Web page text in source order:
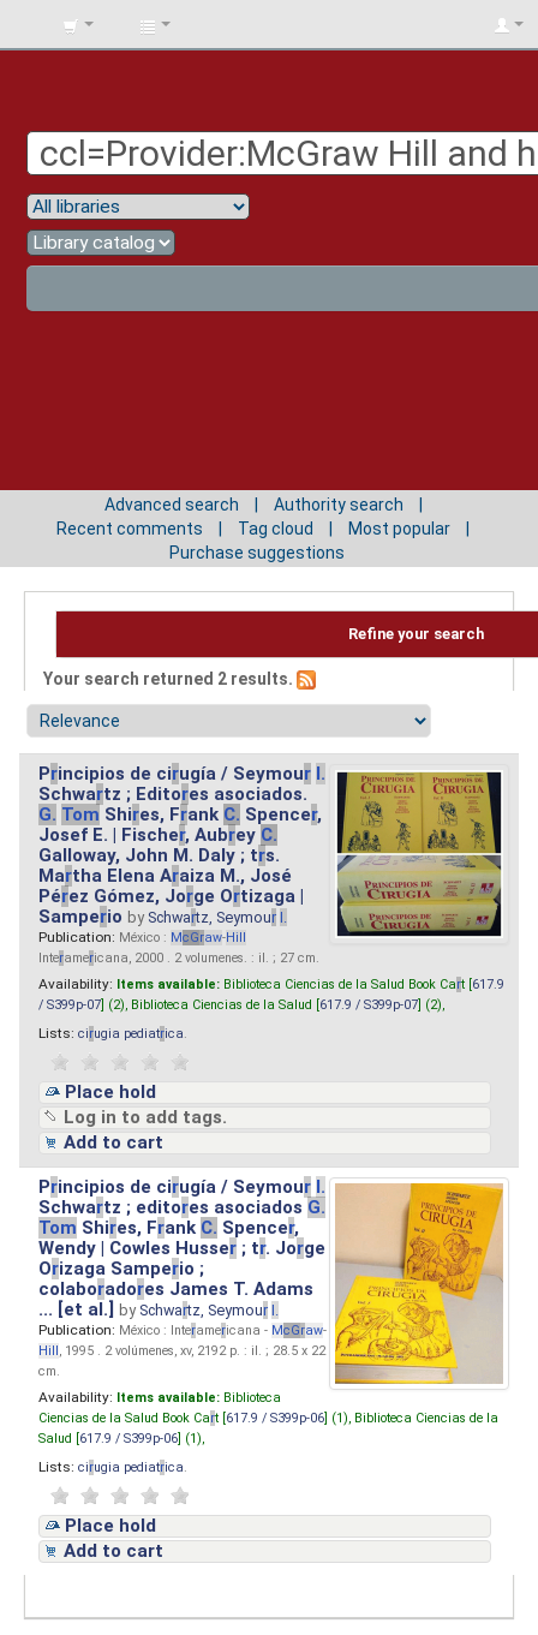
BIBLIOTECA
Advanced search
Authority search
Recent comments
Tag cloud
Most popular
Purchase suggestions
Refine your search
Your search returned 2 results.
Principios de cirugía / Seymour I.
Schwartz ; Editores asociados.
G. Tom Shires, Frank C. Spencer,
Josef E. | Fischer, Aubrey C.
Galloway, John M. Daly ; trs.
Martha Elena Araiza M., José
Pérez Gómez, Jorge Ortizaga |
Samperio by Schwartz, Seymour I.
Publication: México : McGraw-Hill
Interamericana, 2000 . 2 volumenes. : il. ; 27 cm.
Availability: Items available: Biblioteca Ciencias de la Salud Book Cart [ 617.9
/ S399p-07 ] (2), Biblioteca Ciencias de la Salud [ 617.9 / S399p-07 ] (2),
Lists: cirugia pediatrica
Place hold
Log in to add tags.
Add to cart
Principios de cirugía / Seymour I.
Schwartz ; editores asociados G.
Tom Shires, Frank C. Spencer,
Wendy | Cowles Husser ; tr. Jorge
Orizaga Samperio ;
colaboradores James T. Adams
... [et al.]by Schwartz, Seymour I.
Publication: México : Interamericana - McGraw-
Hill, 1995 . 2 volúmenes, xv, 2192 p. : il. ; 28.5 x 22
cm.
Availability: Items available: Biblioteca
Ciencias de la Salud Book Cart [ 617.9 / S399p-06 ] (1), Biblioteca Ciencias de la
Salud [ 617.9 / S399p-06 ] (1),
Lists: cirugia pediatrica
Place hold
Add to cart